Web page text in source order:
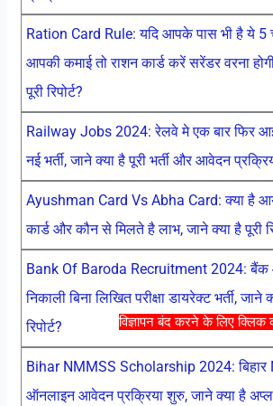
विज्ञापन बंद करने के लिए क्लिक
Ration Card Rule: यदि आपके पास भी है ये 5
आपकी कमाई तो राशन कार्ड करें सरेंडर वरना
पूरी रिपोर्ट?
Railway Jobs 2024: रेलवे मे एक बार फिर
नई भर्ती, जाने क्या है पूरी भर्ती और आवेदन
Ayushman Card Vs Abha Card: क्या है
कार्ड और कौन से मिलते है लाभ, जाने क्या है पूरी
Bank Of Baroda Recruitment 2024: बैंक
निकाली बिना लिखित परीक्षा डायरेक्ट भर्ती, जाने
रिपोर्ट?
Bihar NMMSS Scholarship 2024:
ऑनलाइन आवेदन प्रक्रिया शुरु, जाने क्या है